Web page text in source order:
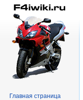
Главная страница